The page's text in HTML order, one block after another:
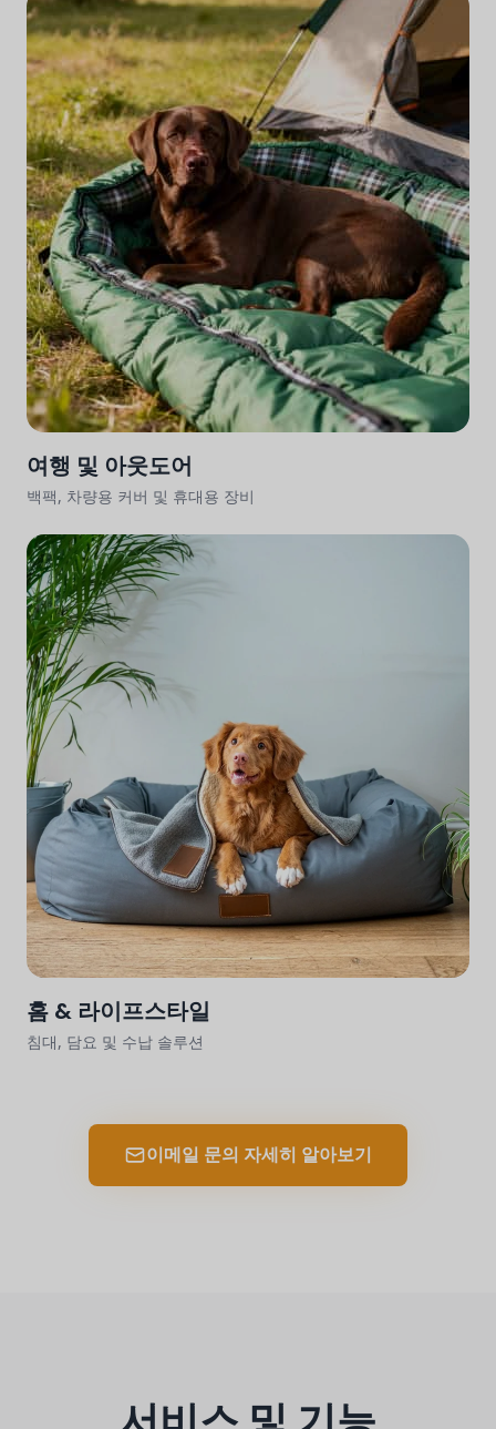
여행 및 아웃도어
백팩, 차량용 커버 및 휴대용 장비
홈 & 라이프스타일
침대, 담요 및 수납 솔루션
이메일 문의 자세히 알아보기